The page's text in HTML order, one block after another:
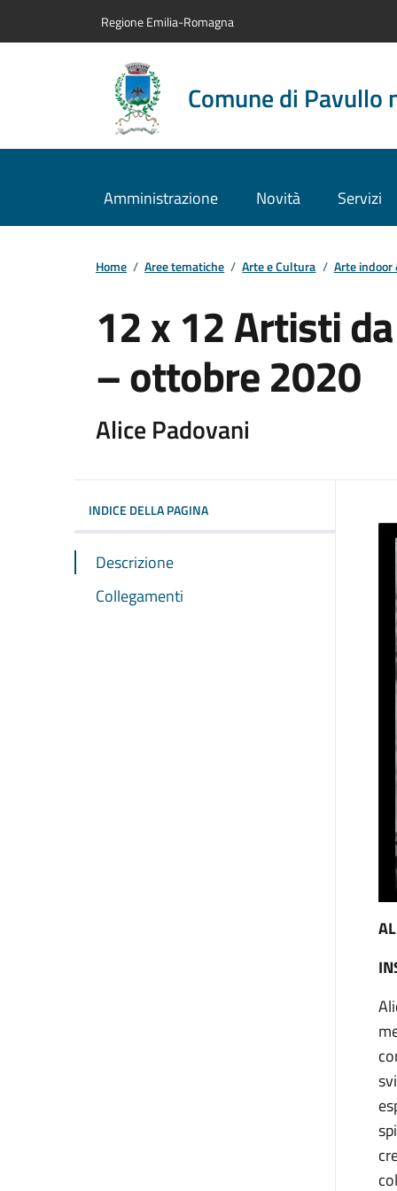
Regione Emilia-Romagna
Comune di Pavullo
Amministrazione Novità Servizi
Home / Aree tematiche / Arte e Cultura / Arte
12 x 12 Artisti
– ottobre 2020
Alice Padovani
INDICE DELLA PAGINA
Descrizione
Collegamenti